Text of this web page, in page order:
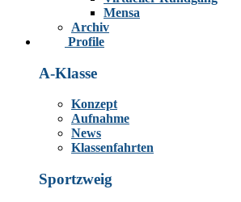
Mensa
Archiv
Profile
A-Klasse
Konzept
Aufnahme
News
Klassenfahrten
Sportzweig